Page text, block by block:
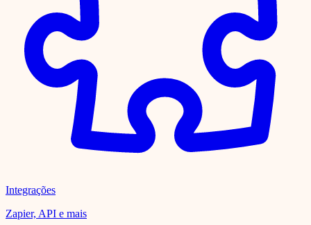
Integrações
Zapier, API e mais